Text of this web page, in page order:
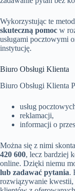
Wykorzystując te
skuteczną pomoc w
usługami pocztowymi
instytucję.
Biuro Obsługi Klienta
Biuro Obsługi Klienta
usług
reklamacji,
informacji o
Można się z nimi
420 600, lecz bardziej
online. Dzięki niemu
lub zadawać pytania.
rozwiązywanie kwestii,